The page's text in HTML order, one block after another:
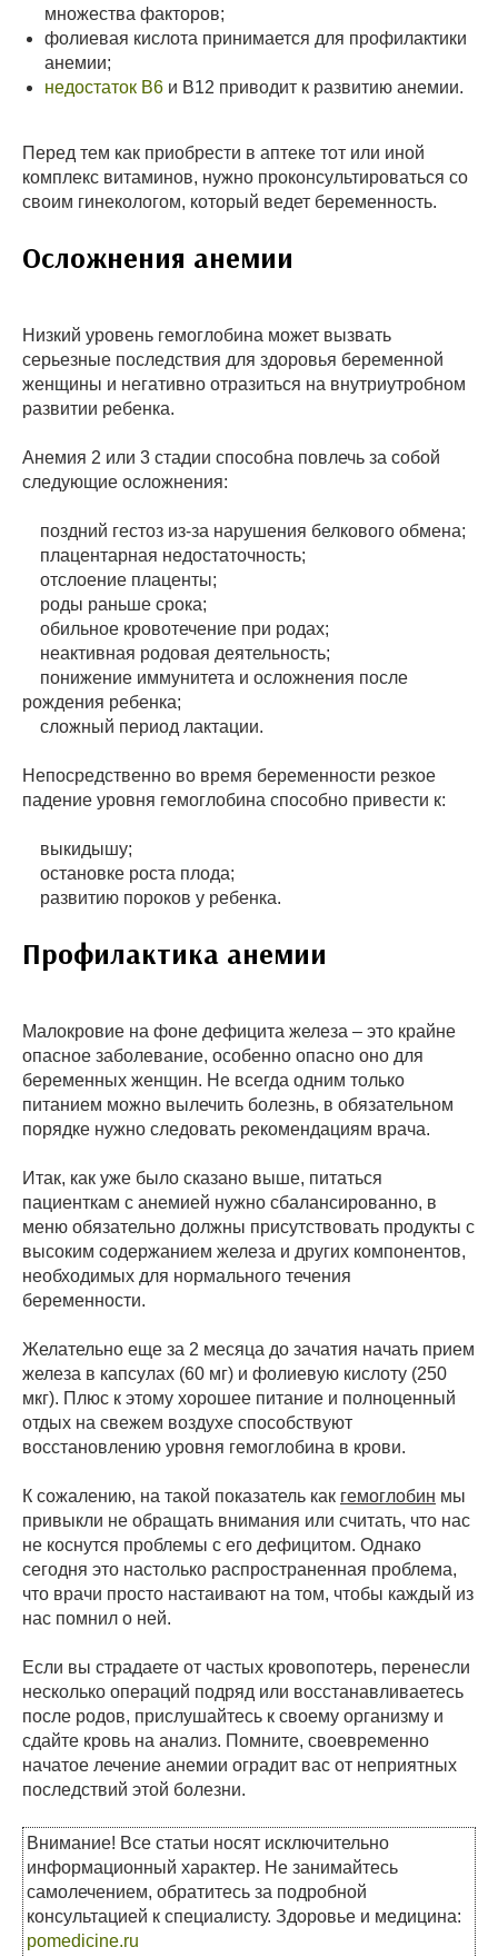
множества факторов;
фолиевая кислота принимается для профилактики
анемии;
недостаток В6 и В12 приводит к развитию анемии.
Перед тем как приобрести в аптеке тот или иной
комплекс витаминов, нужно проконсультироваться со
своим гинекологом, который ведет беременность.
Осложнения анемии
Низкий уровень гемоглобина может вызвать
серьезные последствия для здоровья беременной
женщины и негативно отразиться на внутриутробном
развитии ребенка.
Анемия 2 или 3 стадии способна повлечь за собой
следующие осложнения:
поздний гестоз из-за нарушения белкового обмена;
плацентарная недостаточность;
отслоение плаценты;
роды раньше срока;
обильное кровотечение при родах;
неактивная родовая деятельность;
понижение иммунитета и осложнения после
рождения ребенка;
сложный период лактации.
Непосредственно во время беременности резкое
падение уровня гемоглобина способно привести к:
выкидышу;
остановке роста плода;
развитию пороков у ребенка.
Профилактика анемии
Малокровие на фоне дефицита железа – это крайне
опасное заболевание, особенно опасно оно для
беременных женщин. Не всегда одним только
питанием можно вылечить болезнь, в обязательном
порядке нужно следовать рекомендациям врача.
Итак, как уже было сказано выше, питаться
пациенткам с анемией нужно сбалансированно, в
меню обязательно должны присутствовать продукты с
высоким содержанием железа и других компонентов,
необходимых для нормального течения
беременности.
Желательно еще за 2 месяца до зачатия начать прием
железа в капсулах (60 мг) и фолиевую кислоту (250
мкг). Плюс к этому хорошее питание и полноценный
отдых на свежем воздухе способствуют
восстановлению уровня гемоглобина в крови.
К сожалению, на такой показатель как гемоглобин мы
привыкли не обращать внимания или считать, что нас
не коснутся проблемы с его дефицитом. Однако
сегодня это настолько распространенная проблема,
что врачи просто настаивают на том, чтобы каждый из
нас помнил о ней.
Если вы страдаете от частых кровопотерь, перенесли
несколько операций подряд или восстанавливаетесь
после родов, прислушайтесь к своему организму и
сдайте кровь на анализ. Помните, своевременно
начатое лечение анемии оградит вас от неприятных
последствий этой болезни.
Внимание! Все статьи носят исключительно
информационный характер. Не занимайтесь
самолечением, обратитесь за подробной
консультацией к специалисту. Здоровье и медицина:
pomedicine.ru